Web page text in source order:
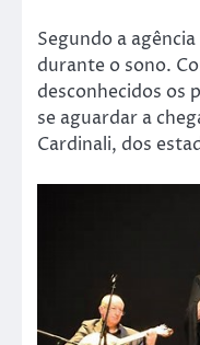
Segundo a
durante o sono.
desconhecidos os
se aguardar a
Cardinali, dos